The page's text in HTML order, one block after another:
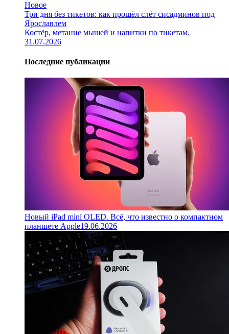
Новое
Три дня без тикетов: как прошёл слёт сисадминов под
Ярославлем
Костёр, метание мышей и напитки по тикетам.
31.07.2026
Последние публикации
Новый iPad mini OLED. Всё, что известно о компактном
планшете Apple19.06.2026